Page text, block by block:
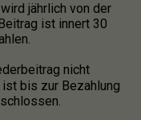
jährlich von der
ist innert 30
nicht
bis zur Bezahlung